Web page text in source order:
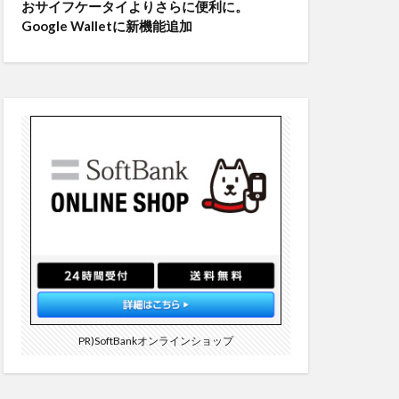
おサイフケータイよりさらに便利に。
Google Walletに新機能追加
PR)SoftBankオンラインショップ